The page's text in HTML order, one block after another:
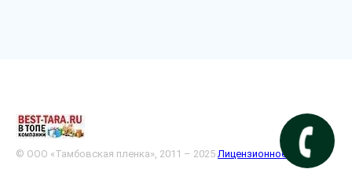
© ООО «Тамбовская пленка», 2011 – 2025 Лицензионное